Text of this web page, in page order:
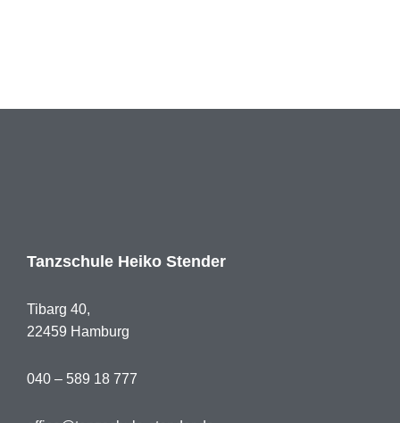
Tanzschule Heiko Stender
Tibarg 40,
22459 Hamburg
040 – 589 18 777